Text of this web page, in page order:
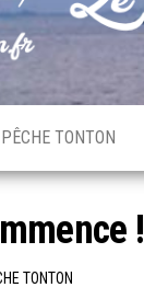
TONTON
!
TONTON